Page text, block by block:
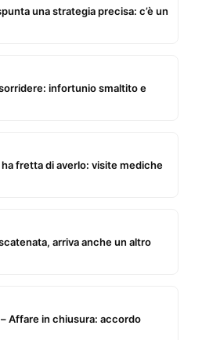
una strategia precisa: c’è un
infortunio smaltito e
fretta di averlo: visite mediche
arriva anche un altro
– Affare in chiusura: accordo